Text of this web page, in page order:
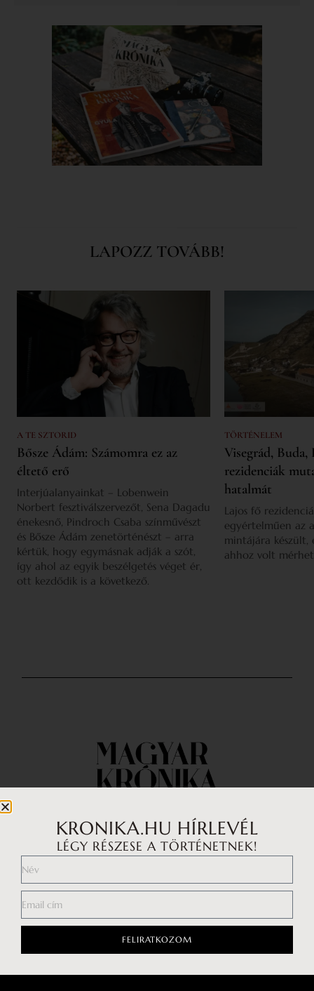
LAPOZZ TOVÁBB!
A TE SZTORID
Bősze Ádám: Számomra ez az
éltető erő
Interjúalanyainkat – Lobenwein
Norbert fesztiválszervezőt, Sena Dagadu
énekesnő, Pindroch Csaba színművészt
és Bősze Ádám zenetörténészt – arra
kértük, hogy egymásnak adják a szót,
így ahol az egyik beszélgetés véget ér,
ott kezdődik is a következő.
TÖRTÉNELEM
Visegrád,
rezidenciák
hatalmát
Lajos fő
egyértelműen az
mintájára készült,
ahhoz volt
Impresszum
Általános Szerződési Feltételek
Adatkezelési tájékoztató
KRONIKA.HU HÍRLEVÉL
LÉGY RÉSZESE A TÖRTÉNETNEK!
FELIRATKOZOM